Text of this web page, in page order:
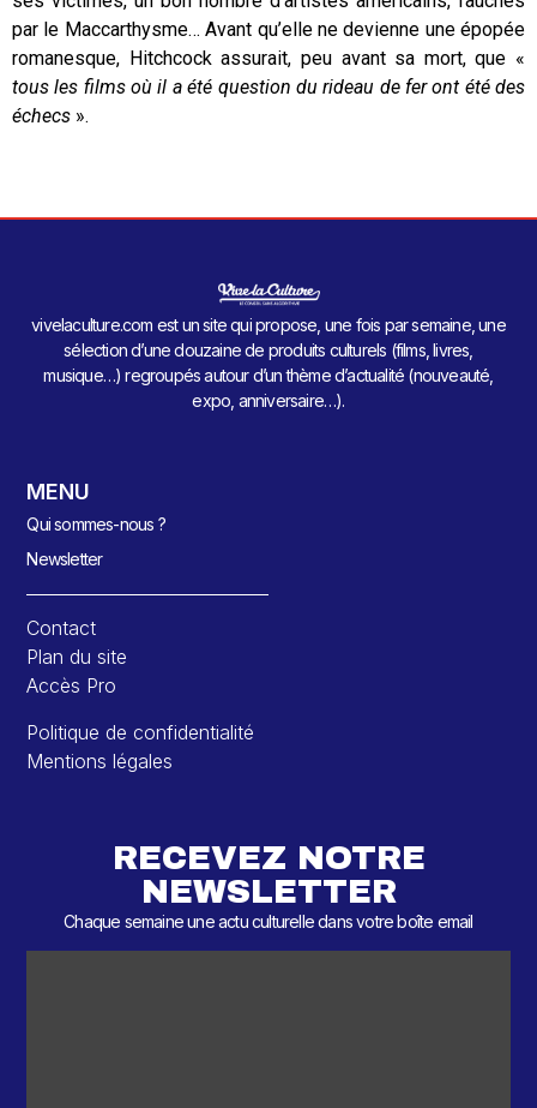
par le Maccarthysme… Avant qu’elle ne devienne une épopée
romanesque, Hitchcock assurait, peu avant sa mort, que «
tous les films où il a été question du rideau de fer ont été des
échecs ».
vivelaculture.com est un site qui propose, une fois par semaine, une
sélection d’une douzaine de produits culturels (films, livres,
musique…) regroupés autour d’un thème d’actualité (nouveauté,
expo, anniversaire…).
MENU
Qui sommes-nous ?
Newsletter
Contact
Plan du site
Accès Pro
Politique de confidentialité
Mentions légales
RECEVEZ NOTRE
NEWSLETTER
Chaque semaine une actu culturelle dans votre boîte email